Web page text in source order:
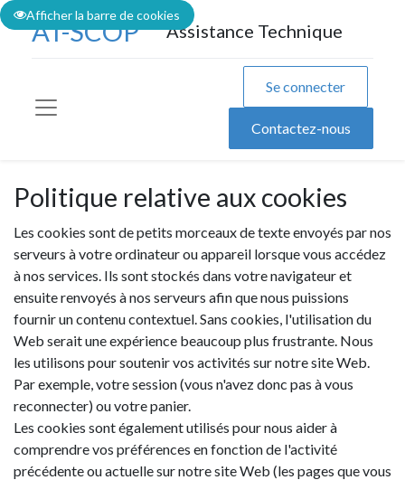
AT-SCOP Assistance Technique
Se connecter
Contactez-nous
Politique relative aux cookies
Les cookies sont de petits morceaux de texte envoyés par nos
serveurs à votre ordinateur ou appareil lorsque vous accédez
à nos services. Ils sont stockés dans votre navigateur et
ensuite renvoyés à nos serveurs afin que nous puissions
fournir un contenu contextuel. Sans cookies, l'utilisation du
Web serait une expérience beaucoup plus frustrante. Nous
les utilisons pour soutenir vos activités sur notre site Web.
Par exemple, votre session (vous n'avez donc pas à vous
reconnecter) ou votre panier.
Les cookies sont également utilisés pour nous aider à
comprendre vos préférences en fonction de l'activité
précédente ou actuelle sur notre site Web (les pages que vous
Afficher la barre de cookies